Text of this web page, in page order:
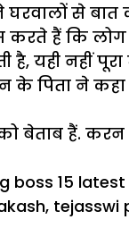
से
करते हैं कि
यही नहीं
पिता ने कहा
हैं. करन के
boss 15 latest
, tejasswi